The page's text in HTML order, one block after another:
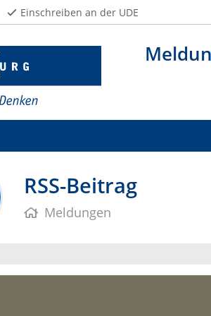
Einschreiben an der UDE
RSS-Beitrag
Meldungen